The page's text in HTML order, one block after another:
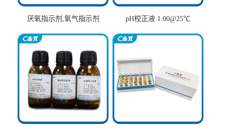
厌氧指示剂,氧气指示剂 pH校正液 1.00@25℃